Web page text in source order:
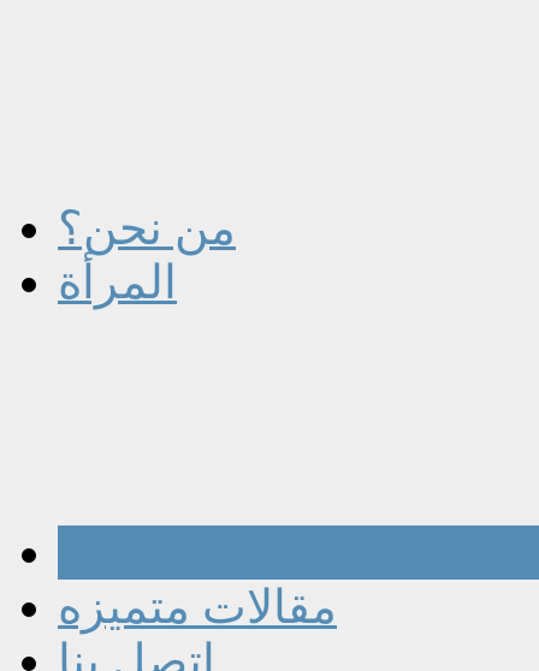
من نحن؟
المرأة
مقالات متميزه